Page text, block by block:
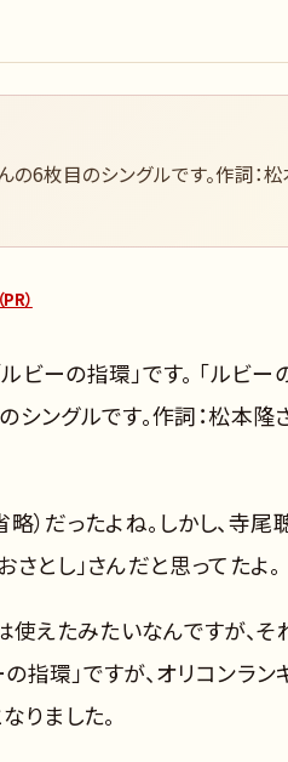
の6枚目のシングルです。作詞：
）
ーの指環」です。 「ルビー
ングルです。作詞：松本隆
）だったよね。しかし、寺尾
さとし」さんだと思ってたよ。
えたみたいなんですが、
指環」ですが、オリコンラン
りました。